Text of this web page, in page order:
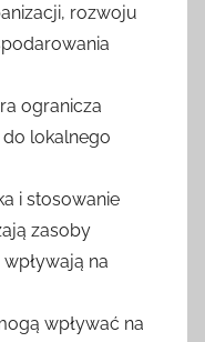
rozwoju
ogranicza
lokalnego
i stosowanie
zasoby
na
wpływać na